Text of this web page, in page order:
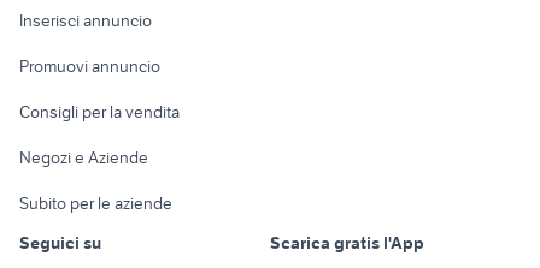
Console e
Fotografia
Telefonia
Biciclette
Inserisci annuncio
Promuovi annuncio
Consigli per la vendita
Negozi e Aziende
Subito per le aziende
Seguici su
Scarica gratis l'App